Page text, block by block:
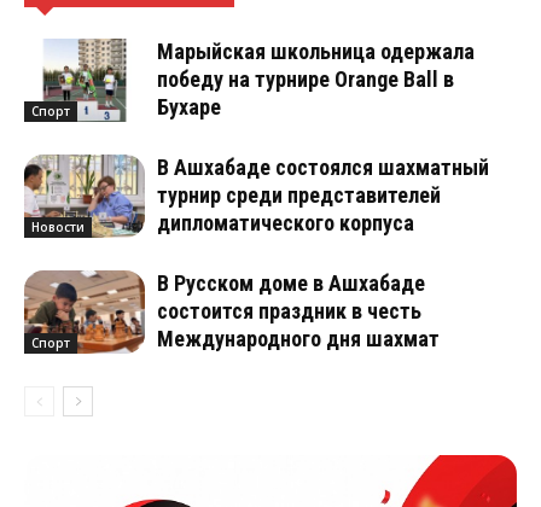
Спорт
Марыйская школьница одержала
победу на турнире Orange Ball в
Бухаре
Новости
В Ашхабаде состоялся шахматный
турнир среди представителей
дипломатического корпуса
Спорт
В Русском доме в Ашхабаде
состоится праздник в честь
Международного дня шахмат